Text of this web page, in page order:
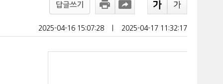
답글쓰기
2025-04-16 15:07:28 2025-04-17 11:32:17